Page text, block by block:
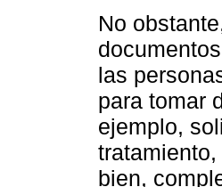
No
las
para tomar
ejemplo,
bien,